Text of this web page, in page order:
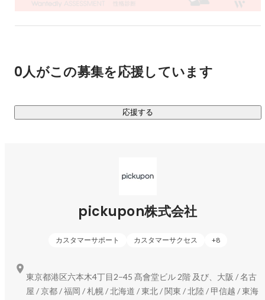
発話（会話）は
・共有しづらい
つまり顧客との会話は、企業にとって宝の山であるにも関わ
私たちが開発しているのは
会話サマリーAI pickupon（ピクポン）です。
pickuponは
0人がこの募集を応援しています
応援する
pickupon株式会社
カスタマーサポート カスタマーサクセス +8
東京都港区六本木4丁目2−45 髙會堂ビル 2階 及び、大阪 / 名古
屋 / 京都 / 福岡 / 札幌 / 北海道 / 東北 / 関東 / 北陸 / 甲信越 / 東海